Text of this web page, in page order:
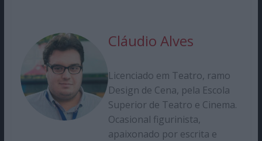
Cláudio Alves
Licenciado em Teatro, ramo
Design de Cena, pela Escola
Superior de Teatro e Cinema.
Ocasional figurinista,
apaixonado por escrita e